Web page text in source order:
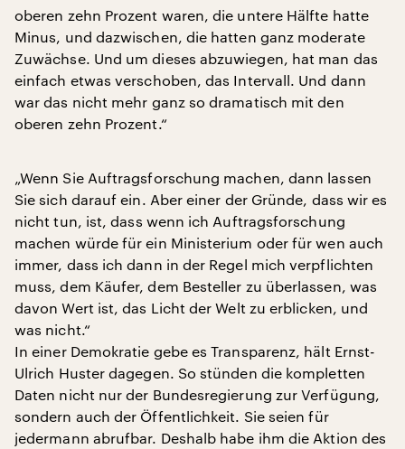
oberen zehn Prozent waren, die untere Hälfte hatte
Minus, und dazwischen, die hatten ganz moderate
Zuwächse. Und um dieses abzuwiegen, hat man das
einfach etwas verschoben, das Intervall. Und dann
war das nicht mehr ganz so dramatisch mit den
oberen zehn Prozent.“
„Wenn Sie Auftragsforschung machen, dann lassen
Sie sich darauf ein. Aber einer der Gründe, dass wir es
nicht tun, ist, dass wenn ich Auftragsforschung
machen würde für ein Ministerium oder für wen auch
immer, dass ich dann in der Regel mich verpflichten
muss, dem Käufer, dem Besteller zu überlassen, was
davon Wert ist, das Licht der Welt zu erblicken, und
was nicht.“
In einer Demokratie gebe es Transparenz, hält Ernst-
Ulrich Huster dagegen. So stünden die kompletten
Daten nicht nur der Bundesregierung zur Verfügung,
sondern auch der Öffentlichkeit. Sie seien für
jedermann abrufbar. Deshalb habe ihm die Aktion des